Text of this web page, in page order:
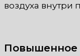
воздуха
Повышенное